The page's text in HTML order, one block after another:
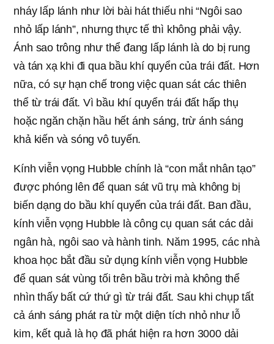
nháy lấp lánh như lời bài hát thiếu nhi “Ngôi sao
nhỏ lấp lánh”, nhưng thực tế thì không phải vậy.
Ánh sao trông như thể đang lấp lánh là do bị rung
và tán xạ khi đi qua bầu khí quyển của trái đất. Hơn
nữa, có sự hạn chế trong việc quan sát các thiên
thể từ trái đất. Vì bầu khí quyển trái đất hấp thụ
hoặc ngăn chặn hầu hết ánh sáng, trừ ánh sáng
khả kiến và sóng vô tuyến.
Kính viễn vọng Hubble chính là “con mắt nhân tạo”
được phóng lên để quan sát vũ trụ mà không bị
biến dạng do bầu khí quyển của trái đất. Ban đầu,
kính viễn vọng Hubble là công cụ quan sát các dải
ngân hà, ngôi sao và hành tinh. Năm 1995, các nhà
khoa học bắt đầu sử dụng kính viễn vọng Hubble
để quan sát vùng tối trên bầu trời mà không thể
nhìn thấy bất cứ thứ gì từ trái đất. Sau khi chụp tất
cả ánh sáng phát ra từ một diện tích nhỏ như lỗ
kim, kết quả là họ đã phát hiện ra hơn 3000 dải